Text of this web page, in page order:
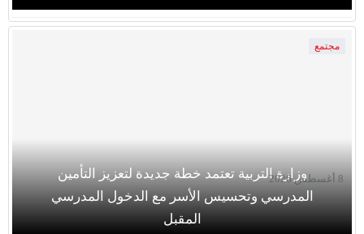
مجتمع
وزارة التربية تعتمد خطة جديدة لتعزيز التأمين
المدرسي وتحسيس الأسر مع الدخول المدرسي
المقبل
8 أغسطس 2026